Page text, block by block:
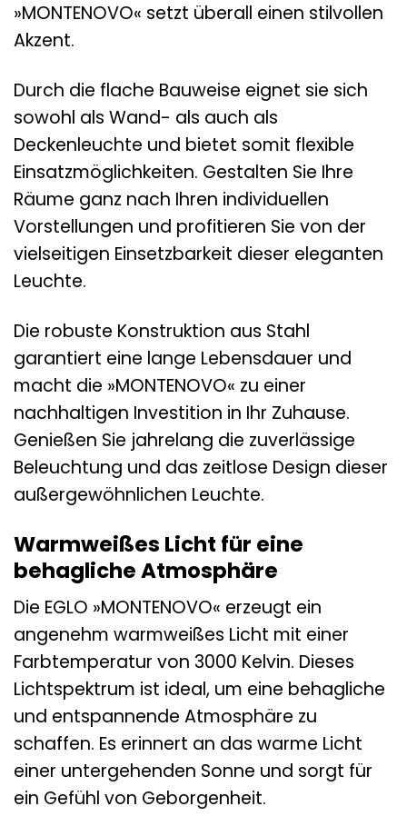
»MONTENOVO« setzt überall einen stilvollen
Akzent.
Durch die flache Bauweise eignet sie sich
sowohl als Wand- als auch als
Deckenleuchte und bietet somit flexible
Einsatzmöglichkeiten. Gestalten Sie Ihre
Räume ganz nach Ihren individuellen
Vorstellungen und profitieren Sie von der
vielseitigen Einsetzbarkeit dieser eleganten
Leuchte.
Die robuste Konstruktion aus Stahl
garantiert eine lange Lebensdauer und
macht die »MONTENOVO« zu einer
nachhaltigen Investition in Ihr Zuhause.
Genießen Sie jahrelang die zuverlässige
Beleuchtung und das zeitlose Design dieser
außergewöhnlichen Leuchte.
Warmweißes Licht für eine
behagliche Atmosphäre
Die EGLO »MONTENOVO« erzeugt ein
angenehm warmweißes Licht mit einer
Farbtemperatur von 3000 Kelvin. Dieses
Lichtspektrum ist ideal, um eine behagliche
und entspannende Atmosphäre zu
schaffen. Es erinnert an das warme Licht
einer untergehenden Sonne und sorgt für
ein Gefühl von Geborgenheit.